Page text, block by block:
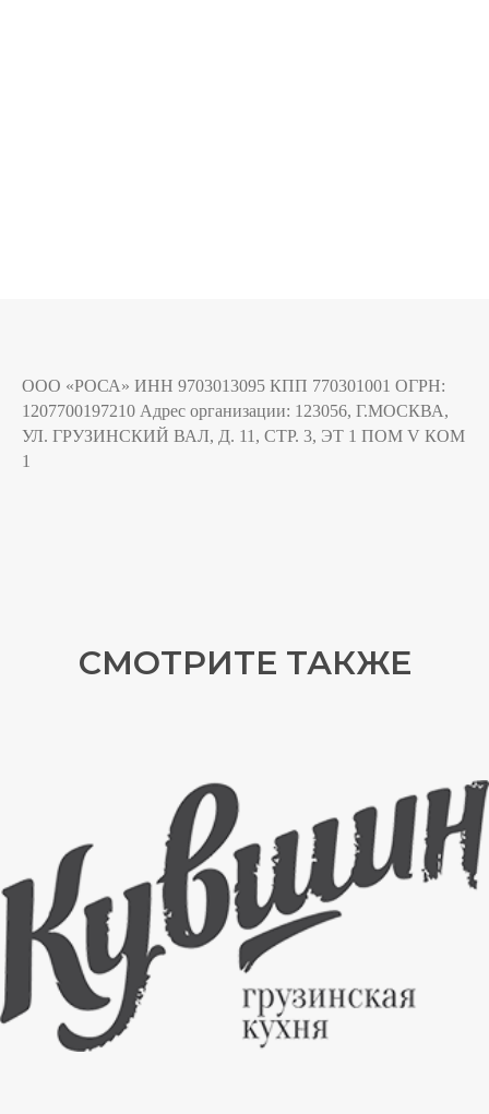
ООО «РОСА» ИНН 9703013095 КПП 770301001 ОГРН:
1207700197210 Адрес организации: 123056, Г.МОСКВА,
УЛ. ГРУЗИНСКИЙ ВАЛ, Д. 11, СТР. 3, ЭТ 1 ПОМ V КОМ
1
СМОТРИТЕ ТАКЖЕ